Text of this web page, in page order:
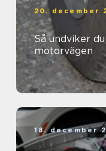
20. december
Så undviker
motorvägen
18. december